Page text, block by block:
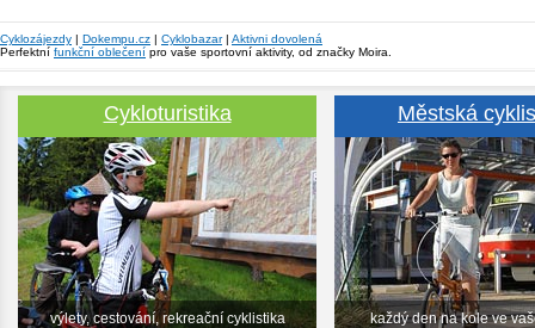
Cyklozájezdy | Dokempu.cz | Cyklobazar| Aktivni dovolená
Perfektní funkční oblečení pro vaše sportovní aktivity, od značky Moira.
Cykloturistika
výlety, cestování, rekreační cyklistika
Městská
každý den na kole ve